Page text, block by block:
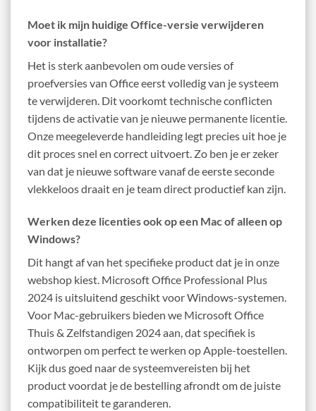
Moet ik mijn huidige Office-versie verwijderen
voor installatie?
Het is sterk aanbevolen om oude versies of
proefversies van Office eerst volledig van je systeem
te verwijderen. Dit voorkomt technische conflicten
tijdens de activatie van je nieuwe permanente licentie.
Onze meegeleverde handleiding legt precies uit hoe je
dit proces snel en correct uitvoert. Zo ben je er zeker
van dat je nieuwe software vanaf de eerste seconde
vlekkeloos draait en je team direct productief kan zijn.
Werken deze licenties ook op een Mac of alleen op
Windows?
Dit hangt af van het specifieke product dat je in onze
webshop kiest. Microsoft Office Professional Plus
2024 is uitsluitend geschikt voor Windows-systemen.
Voor Mac-gebruikers bieden we Microsoft Office
Thuis & Zelfstandigen 2024 aan, dat specifiek is
ontworpen om perfect te werken op Apple-toestellen.
Kijk dus goed naar de systeemvereisten bij het
product voordat je de bestelling afrondt om de juiste
compatibiliteit te garanderen.